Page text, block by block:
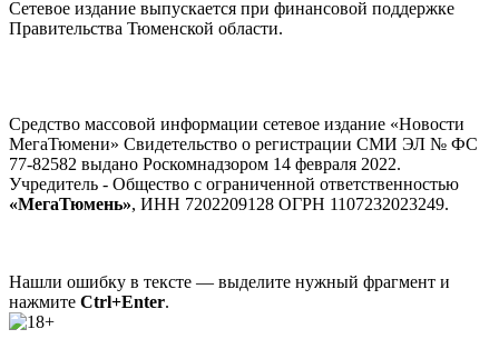
Сетевое издание выпускается при финансовой поддержке
Правительства Тюменской области.
Средство массовой информации сетевое издание «Новости
МегаТюмени» Свидетельство о регистрации СМИ ЭЛ № ФС
77-82582 выдано Роскомнадзором 14 февраля 2022.
Учредитель - Общество с ограниченной ответственностью
«МегаТюмень», ИНН 7202209128 ОГРН 1107232023249.
Нашли ошибку в тексте — выделите нужный фрагмент и
нажмите Ctrl+Enter.